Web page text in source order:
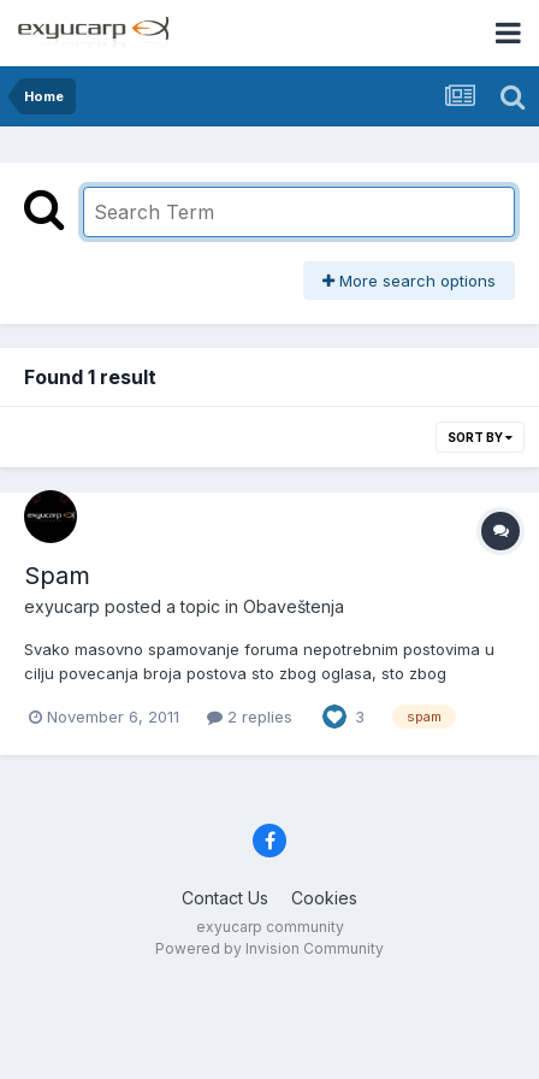
Home
More search options
Found 1 result
SORT BY
Spam
exyucarp posted a topic in Obaveštenja
Svako masovno spamovanje foruma nepotrebnim postovima u
cilju povecanja broja postova sto zbog oglasa, sto zbog
foruma. Ukoliko se Spam nastavi sledeca suspenzija je 7 dana, a
November 6, 2011 2 replies 3 spam
Contact Us Cookies
exyucarp community
Powered by Invision Community